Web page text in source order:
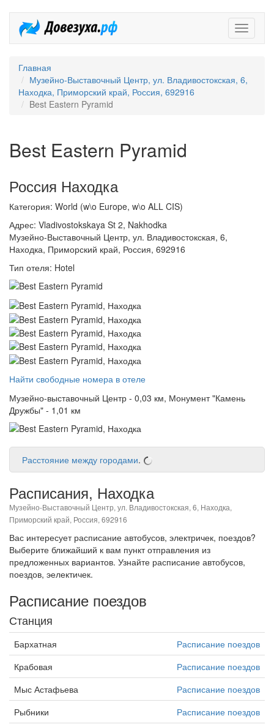
Главная
Музейно-Выставочный Центр, ул. Владивостокская, 6,
Находка, Приморский край, Россия, 692916
Best Eastern Pyramid
Best Eastern Pyramid
Россия Находка
Категория: World (w\o Europe, w\o ALL CIS)
Адрес: Vladivostokskaya St 2, Nakhodka
Музейно-Выставочный Центр, ул. Владивостокская, 6,
Находка, Приморский край, Россия, 692916
Тип отеля: Hotel
Найти свободные номера в отеле
Музейно-выставочный Центр - 0,03 км, Монумент "Камень
Дружбы" - 1,01 км
Расстояние между городами.
Расписания, Находка
Музейно-Выставочный Центр, ул. Владивостокская, 6, Находка,
Приморский край, Россия, 692916
Вас интересует расписание автобусов, электричек, поездов?
Выберите ближайший к вам пункт отправления из
предложенных вариантов. Узнайте расписание автобусов,
поездов, эелектичек.
Расписание поездов
Станция
Бархатная
Расписание поездов
Крабовая
Расписание поездов
Мыс Астафьева
Расписание поездов
Рыбники
Расписание поездов